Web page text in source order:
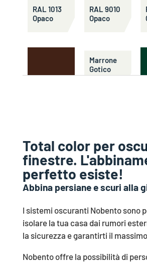
RAL 1013
Opaco
RAL 9010
Opaco
Marrone
Gotico
Opaco
RAL 6005
Ruvido
Verde
Gotico
Total color per
finestre.
perfetto esiste!
Abbina persiane e scuri alla
I sistemi oscuranti Nobento sono
isolare la tua casa dai rumori
la sicurezza e garantirti il
Nobento offre la possibilità di